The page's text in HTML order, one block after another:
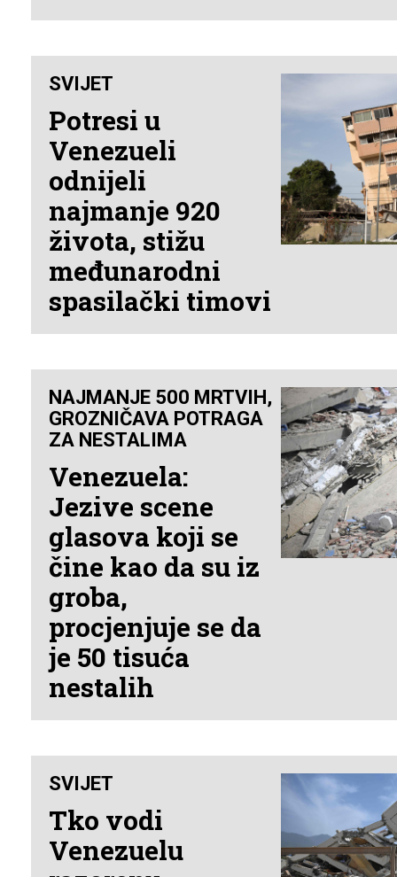
SVIJET
Potresi u
Venezueli
odnijeli
najmanje 920
života, stižu
međunarodni
spasilački timovi
NAJMANJE 500 MRTVIH,
GROZNIČAVA POTRAGA
ZA NESTALIMA
Venezuela:
Jezive scene
glasova koji se
čine kao da su iz
groba,
procjenjuje se da
je 50 tisuća
nestalih
SVIJET
Tko vodi
Venezuelu